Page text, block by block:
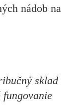
nádob na
sklad
fungovanie